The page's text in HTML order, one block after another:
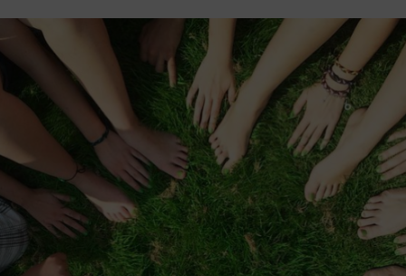
RÉSERVER MON STAND
ESPACE PRESSE